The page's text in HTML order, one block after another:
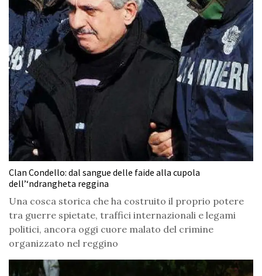
Clan Condello: dal sangue delle faide alla cupola
dell’‘ndrangheta reggina
Una cosca storica che ha costruito il proprio potere
tra guerre spietate, traffici internazionali e legami
politici, ancora oggi cuore malato del crimine
organizzato nel reggino